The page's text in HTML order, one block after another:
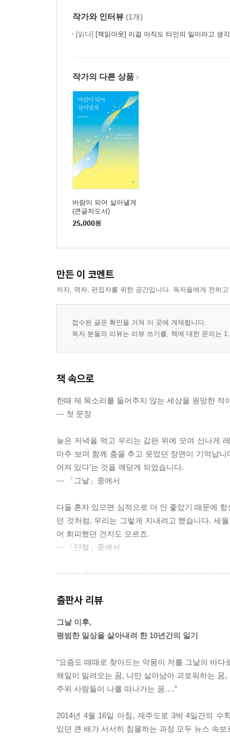
작가와 인터뷰 (1개)
[읽다] [책읽아웃] 이걸 아직도 타인의 일이라고 생각하
작가의 다른 상품
바람이 되어 살아낼게
(큰글자도서)
25,000원
만든 이 코멘트
저자, 역자, 편집자를 위한 공간입니다. 독자들에게 전하
접수된 글은 확인을 거쳐 이 곳에 게재됩니다.
독자 분들의 리뷰는 리뷰 쓰기를, 책에 대한 문의는
책 속으로
한때 제 목소리를 들어주지 않는 세상을 원망한 적
--- 첫 문장
늦은 저녁을 먹고 우리는 갑판 위에 모여 신나게
마주 보며 함께 춤을 추고 웃었던 장면이 기억납
어져 있다’는 것을 깨닫게 되었습니다.
--- 「그날」중에서
다들 혼자 있으면 심적으로 더 안 좋았기 때문에
던 것처럼, 우리는 그렇게 지내려고 했습니다. 세
어 회피했던 건지도 모르죠.
--- 「단절」중에서
시간은 흘러갔고 우리에게 졸업이 다가왔습니다.
--- 「자해」중에서
참사를 겪고 나서 저는 이전과는 완전히 다른 사
당당하게 내놓지 못할 가족이 된 것 같아요. 우울
게 다 털어놓을까 고민한 적도 있습니다. 하지만
--- 「불안」중에서
지진은 흔해. 그냥 일상이야. 그리고 이 지역 집들
--- 「새로운 인연들」중에서
출판사 리뷰
그날 이후,
평범한 일상을 살아내려 한 10년간의 일기
“요즘도 때때로 찾아드는 악몽이 저를 그날의 바다
해일이 밀려오는 꿈, 나만 살아남아 괴로워하는 꿈,
주위 사람들이 나를 떠나가는 꿈….”
2014년 4월 16일 아침, 제주도로 3박 4일간의 수
있던 큰 배가 서서히 침몰하는 과정 모두 뉴스 속